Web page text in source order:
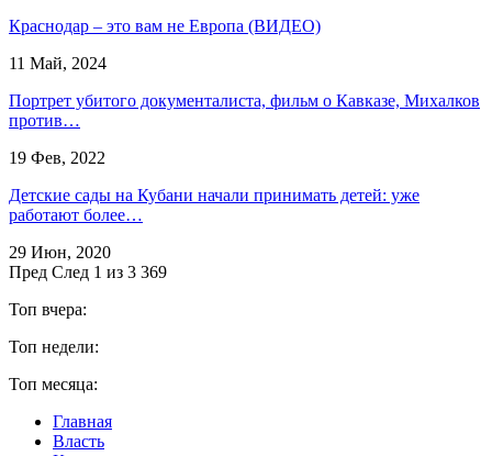
Краснодар – это вам не Европа (ВИДЕО)
11 Май, 2024
Портрет убитого документалиста, фильм о Кавказе, Михалков
против…
19 Фев, 2022
Детские сады на Кубани начали принимать детей: уже
работают более…
29 Июн, 2020
Пред След 1 из 3 369
Топ вчера:
Топ недели:
Топ месяца:
Главная
Власть